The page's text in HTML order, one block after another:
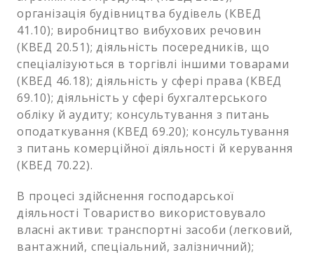
організація будівництва будівель (КВЕД
41.10); виробництво вибухових речовин
(КВЕД 20.51); діяльність посередників, що
спеціалізуються в торгівлі іншими товарами
(КВЕД 46.18); діяльність у сфері права (КВЕД
69.10); діяльність у сфері бухгалтерського
обліку й аудиту; консультування з питань
оподаткування (КВЕД 69.20); консультування
з питань комерційної діяльності й керування
(КВЕД 70.22).
В процесі здійснення господарської
діяльності Товариство використовувало
власні активи: транспортні засоби (легковий,
вантажний, спеціальний, залізничний);